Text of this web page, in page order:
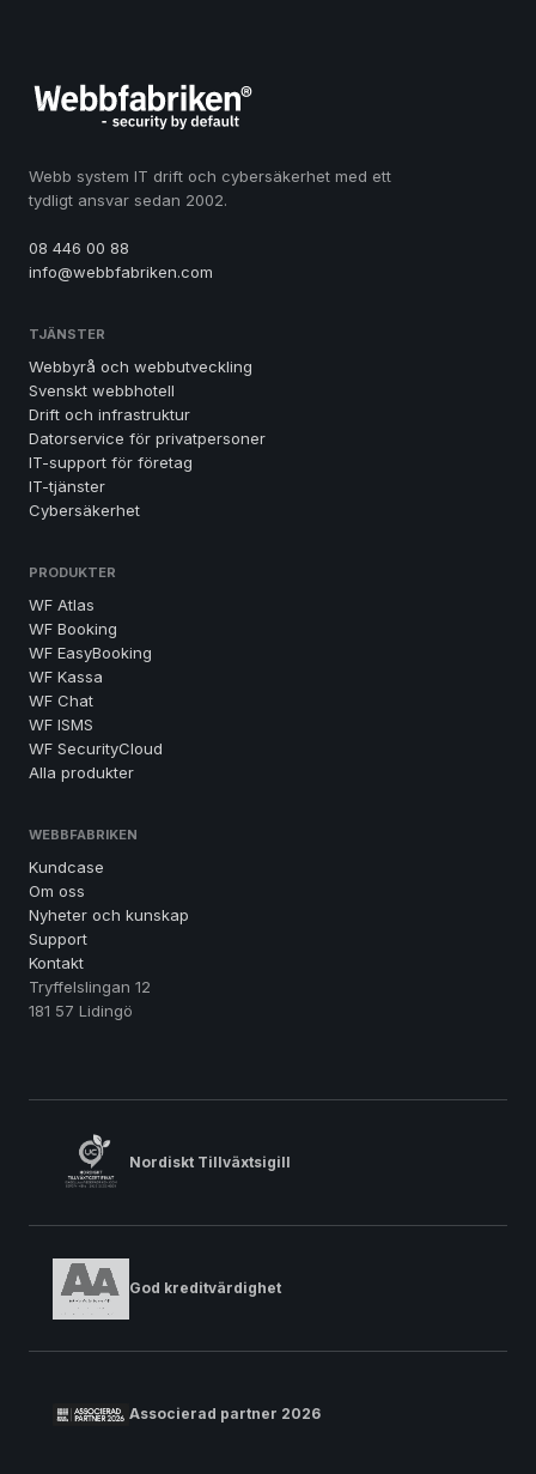
Webb system IT drift och cybersäkerhet med ett
tydligt ansvar sedan 2002.
08 446 00 88
info@webbfabriken.com
TJÄNSTER
Webbyrå och webbutveckling
Svenskt webbhotell
Drift och infrastruktur
Datorservice för privatpersoner
IT-support för företag
IT-tjänster
Cybersäkerhet
PRODUKTER
WF Atlas
WF Booking
WF EasyBooking
WF Kassa
WF Chat
WF ISMS
WF SecurityCloud
Alla produkter
WEBBFABRIKEN
Kundcase
Om oss
Nyheter och kunskap
Support
Kontakt
Tryffelslingan 12
181 57 Lidingö
Nordiskt Tillväxtsigill
God kreditvärdighet
Associerad partner 2026